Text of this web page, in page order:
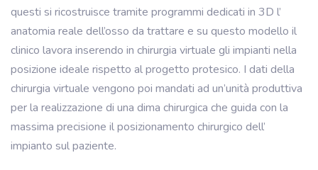
questi si ricostruisce tramite programmi dedicati in 3D l’
anatomia reale dell’osso da trattare e su questo modello il
clinico lavora inserendo in chirurgia virtuale gli impianti nella
posizione ideale rispetto al progetto protesico. I dati della
chirurgia virtuale vengono poi mandati ad un’unità produttiva
per la realizzazione di una dima chirurgica che guida con la
massima precisione il posizionamento chirurgico dell’
impianto sul paziente.